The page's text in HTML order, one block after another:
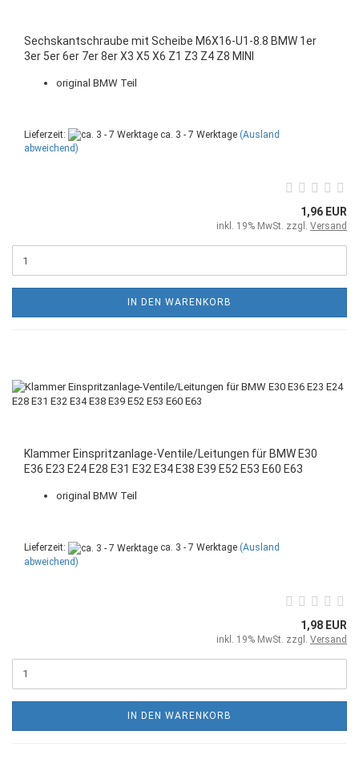
Sechskantschraube mit Scheibe M6X16-U1-8.8 BMW 1er
3er 5er 6er 7er 8er X3 X5 X6 Z1 Z3 Z4 Z8 MINI
original BMW Teil
Lieferzeit: ca. 3 - 7 Werktage (Ausland
abweichend)
1,96 EUR
inkl. 19% MwSt. zzgl. Versand
IN DEN WARENKORB
Klammer Einspritzanlage-Ventile/Leitungen für BMW E30
E36 E23 E24 E28 E31 E32 E34 E38 E39 E52 E53 E60 E63
original BMW Teil
Lieferzeit: ca. 3 - 7 Werktage (Ausland
abweichend)
1,98 EUR
inkl. 19% MwSt. zzgl. Versand
IN DEN WARENKORB